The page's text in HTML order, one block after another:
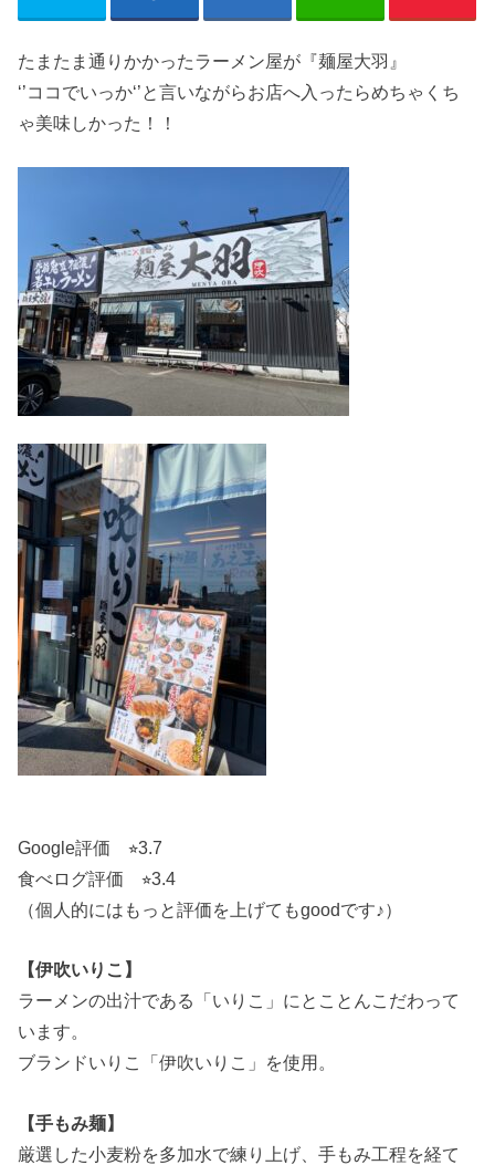
たまたま通りかかったラーメン屋が『麺屋大羽』
‘’ココでいっか‘’と言いながらお店へ入ったらめちゃくち
ゃ美味しかった！！
Google評価 ⭐︎3.7
食べログ評価 ⭐︎3.4
（個人的にはもっと評価を上げてもgoodです♪）
【伊吹いりこ】
ラーメンの出汁である「いりこ」にとことんこだわって
います。
ブランドいりこ「伊吹いりこ」を使用。
【手もみ麺】
厳選した小麦粉を多加水で練り上げ、手もみ工程を経て